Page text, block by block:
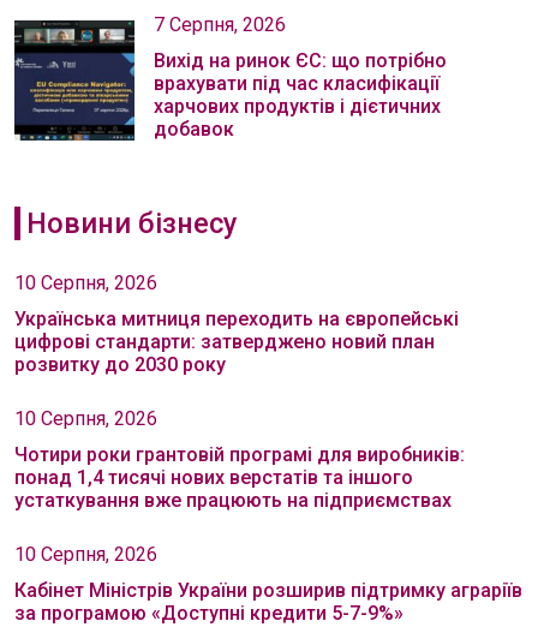
7 Серпня, 2026
Вихід на ринок ЄС: що потрібно
врахувати під час класифікації
харчових продуктів і дієтичних
добавок
Новини бізнесу
10 Серпня, 2026
Українська митниця переходить на європейські
цифрові стандарти: затверджено новий план
розвитку до 2030 року
10 Серпня, 2026
Чотири роки грантовій програмі для виробників:
понад 1,4 тисячі нових верстатів та іншого
устаткування вже працюють на підприємствах
10 Серпня, 2026
Кабінет Міністрів України розширив підтримку аграріїв
за програмою «Доступні кредити 5-7-9%»